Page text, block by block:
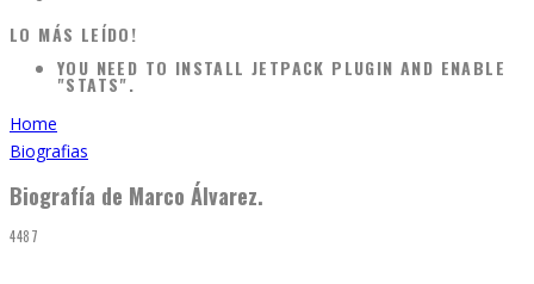
LO MÁS LEÍDO!
YOU NEED TO INSTALL JETPACK PLUGIN AND ENABLE
"STATS".
Home
Biografias
Biografía de Marco Álvarez.
4487